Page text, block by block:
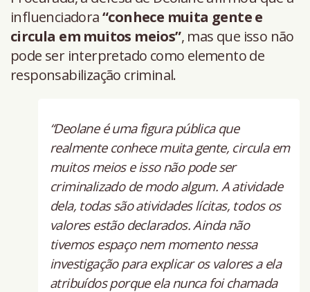
influenciadora“conhece muita gente e
circula em muitos meios”, mas que isso não
pode ser interpretado como elemento de
responsabilização criminal.
“Deolane é uma figura pública que
realmente conhece muita gente, circula em
muitos meios e isso não pode ser
criminalizado de modo algum. A atividade
dela, todas são atividades lícitas, todos os
valores estão declarados. Ainda não
tivemos espaço nem momento nessa
investigação para explicar os valores a ela
atribuídos porque ela nunca foi chamada